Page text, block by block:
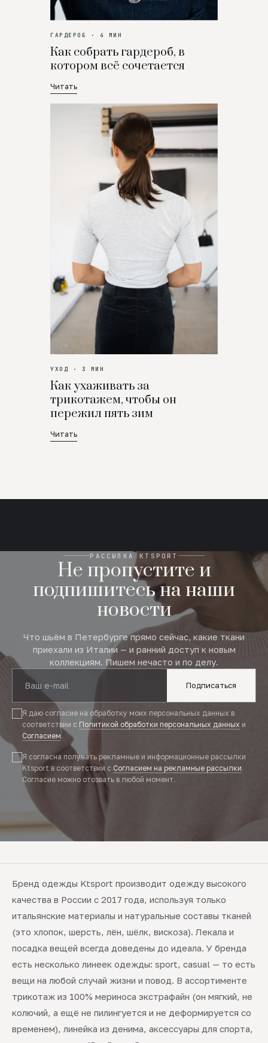
ГАРДЕРОБ · 4 МИН
Как собрать гардероб, в
котором всё сочетается
Читать
УХОД · 3 МИН
Как ухаживать за
трикотажем, чтобы он
пережил пять зим
Читать
РАССЫЛКА KTSPORT
Не пропустите и
подпишитесь на наши
новости
Что шьём в Петербурге прямо сейчас, какие ткани
приехали из Италии — и ранний доступ к новым
коллекциям. Пишем нечасто и по делу.
Подписаться
Я даю согласие на обработку моих персональных данных в
соответствии с Политикой обработки персональных данных и
Согласием.
Я согласна получать рекламные и информационные рассылки
Ktsport в соответствии с Согласием на рекламные рассылки.
Согласие можно отозвать в любой момент.
Бренд одежды Ktsport производит одежду высокого
качества в России с 2017 года, используя только
итальянские материалы и натуральные составы тканей
(это хлопок, шерсть, лён, шёлк, вискоза). Лекала и
посадка вещей всегда доведены до идеала. У бренда
есть несколько линеек одежды: sport, casual — то есть
вещи на любой случай жизни и повод. В ассортименте
трикотаж из 100% мериноса экстрафайн (он мягкий, не
колючий, а ещё не пилингуется и не деформируется со
временем), линейка из денима, аксессуары для спорта,